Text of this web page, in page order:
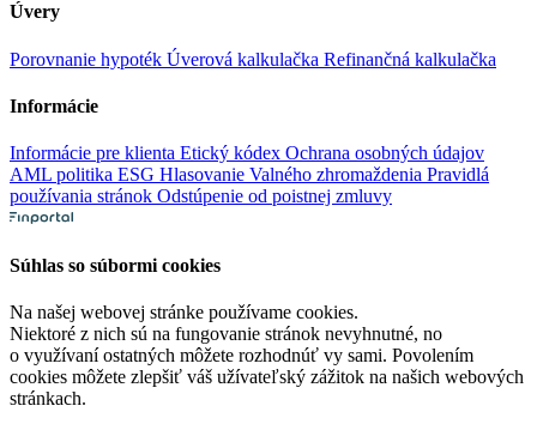
Úvery
Porovnanie hypoték Úverová kalkulačka Refinančná kalkulačka
Informácie
Informácie pre klienta Etický kódex Ochrana osobných údajov
AML politika ESG Hlasovanie Valného zhromaždenia Pravidlá
používania stránok Odstúpenie od poistnej zmluvy
Súhlas so súbormi cookies
Na našej webovej stránke používame cookies.
Niektoré z nich sú na fungovanie stránok nevyhnutné, no
o využívaní ostatných môžete rozhodnúť vy sami. Povolením
cookies môžete zlepšiť váš užívateľský zážitok na našich webových
stránkach.